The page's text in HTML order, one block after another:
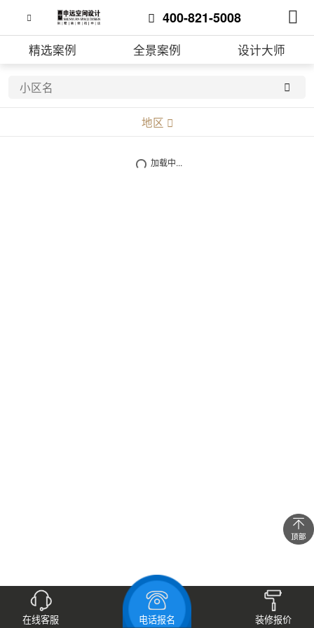
400-821-5008
精选案例 全景案例 设计大师
地区
加载中...
在线客服 电话报名 装修报价
在线咨询